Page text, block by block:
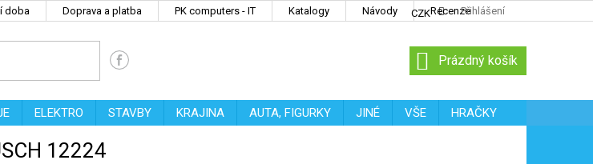
doba Doprava a platba PK computers - IT Katalogy Návody Recenze
CZK Přihlášení
NÁKUPNÍ
KOŠÍK
Prázdný košík
ELEKTRO STAVBY KRAJINA AUTA, FIGURKY JINÉ VŠE
HRAČKY
12224